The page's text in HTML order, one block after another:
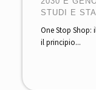
STUDI E
One Stop Shop:
il principio...